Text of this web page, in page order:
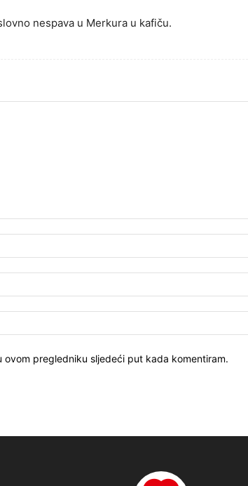
nespava u Merkura u kafiču.
pregledniku sljedeći put kada komentiram.